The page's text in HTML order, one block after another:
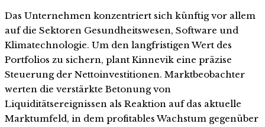
Das Unternehmen konzentriert sich künftig vor allem
auf die Sektoren Gesundheitswesen, Software und
Klimatechnologie. Um den langfristigen Wert des
Portfolios zu sichern, plant Kinnevik eine präzise
Steuerung der Nettoinvestitionen. Marktbeobachter
werten die verstärkte Betonung von
Liquiditätsereignissen als Reaktion auf das aktuelle
Marktumfeld, in dem profitables Wachstum gegenüber